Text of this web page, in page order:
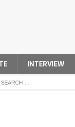
INTERVIEW